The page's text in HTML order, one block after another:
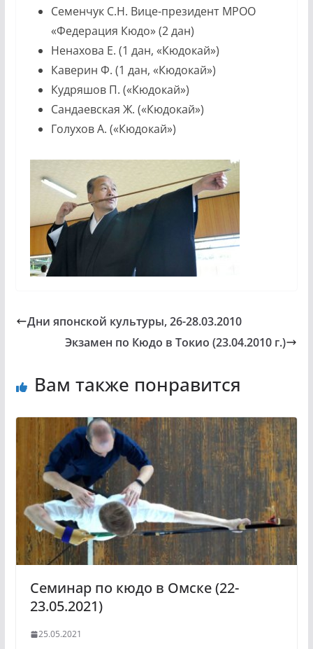
Семенчук С.Н. Вице-президент МРОО
«Федерация Кюдо» (2 дан)
Ненахова Е. (1 дан, «Кюдокай»)
Каверин Ф. (1 дан, «Кюдокай»)
Кудряшов П. («Кюдокай»)
Сандаевская Ж. («Кюдокай»)
Голухов А. («Кюдокай»)
Дни японской культуры, 26-28.03.2010
Экзамен по Кюдо в Токио (23.04.2010 г.)
Вам также понравится
Семинар по кюдо в Омске (22-
23.05.2021)
25.05.2021